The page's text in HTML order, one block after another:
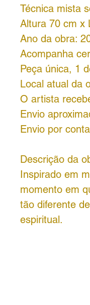
Técnica mista
Altura 70 cm x
Ano da obra:
Acompanha
Peça única, 1
Local atual da
O artista
Envio
Envio por
Descrição da
Inspirado em
momento em
tão diferente
espiritual.